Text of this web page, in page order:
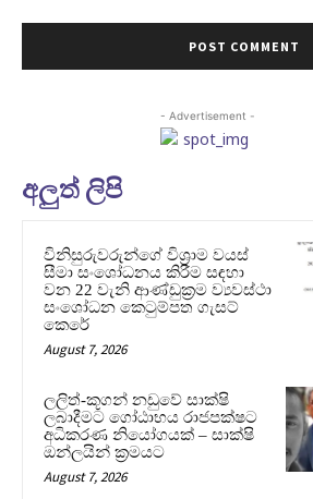
- Advertisement -
අලුත් ලිපි
විනිසුරුවරුන්ගේ විශ්‍රාම වයස්
සීමා සංශෝධනය කිරීම සඳහා
වන 22 වැනි ආණ්ඩුක්‍රම ව්‍යවස්ථා
සංශෝධන කෙටුම්පත ගැසට්
කෙරේ
August 7, 2026
ලලිත්-කූගන් නඩුවේ සාක්ෂි
ලබාදීමට ගෝඨාභය රාජපක්ෂට
අධිකරණ නියෝගයක් – සාක්ෂි
ඔන්ලයින් ක්‍රමයට
August 7, 2026